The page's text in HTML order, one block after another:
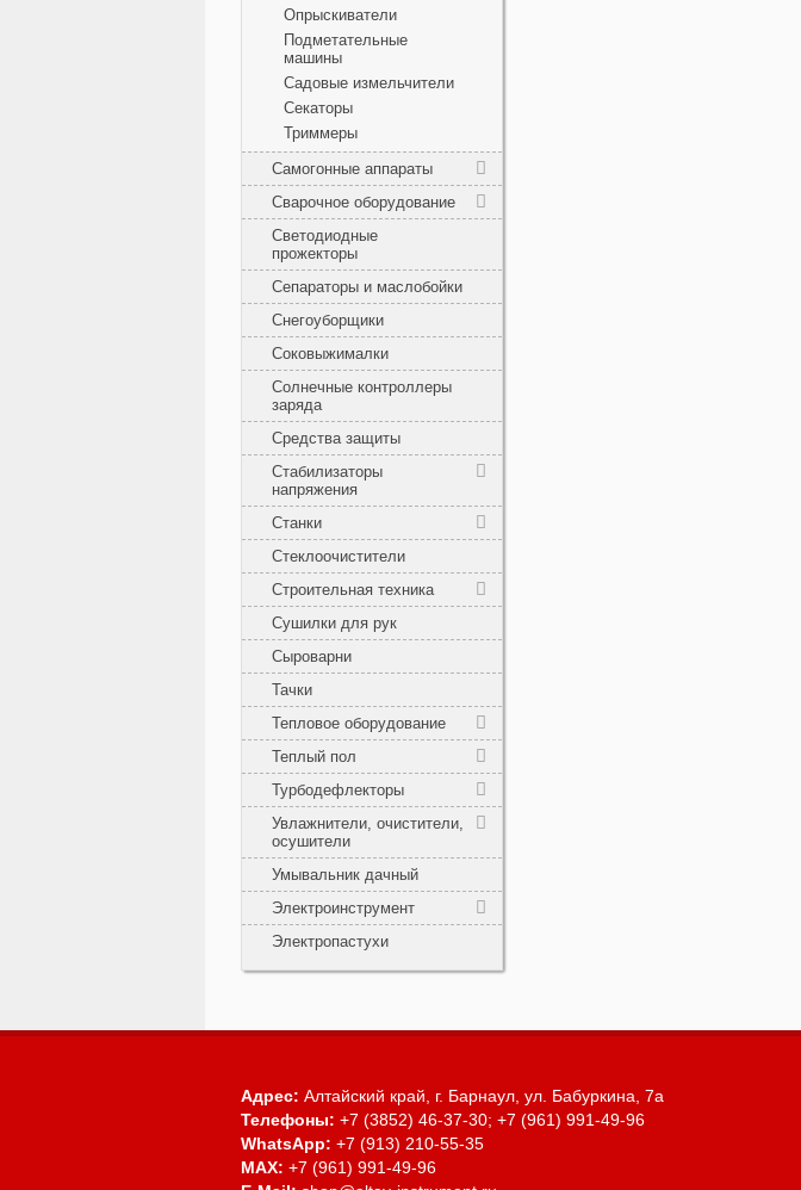
Опрыскиватели
Подметательные
машины
Садовые измельчители
Секаторы
Триммеры
Самогонные аппараты
Сварочное оборудование
Светодиодные
прожекторы
Сепараторы и маслобойки
Снегоуборщики
Соковыжималки
Солнечные контроллеры
заряда
Средства защиты
Стабилизаторы
напряжения
Станки
Стеклоочистители
Строительная техника
Сушилки для рук
Сыроварни
Тачки
Тепловое оборудование
Теплый пол
Турбодефлекторы
Увлажнители, очистители,
осушители
Умывальник дачный
Электроинструмент
Электропастухи
Адрес: Алтайский край, г. Барнаул, ул. Бабуркина, 7а
Телефоны: +7 (3852) 46-37-30; +7 (961) 991-49-96
WhatsApp: +7 (913) 210-55-35
MAX: +7 (961) 991-49-96